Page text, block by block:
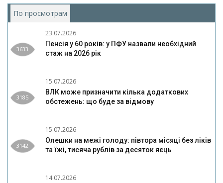
По просмотрам
3633
23.07.2026
Пенсія у 60 років: у ПФУ назвали необхідний
стаж на 2026 рік
3185
15.07.2026
ВЛК може призначити кілька додаткових
обстежень: що буде за відмову
3142
15.07.2026
Олешки на межі голоду: півтора місяці без ліків
та їжі, тисяча рублів за десяток яєць
14.07.2026